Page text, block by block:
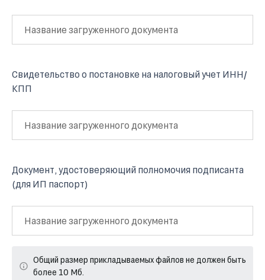
Название загруженного документа
Свидетельство о постановке на налоговый учет ИНН/
КПП
Название загруженного документа
Документ, удостоверяющий полномочия подписанта
(для ИП паспорт)
Название загруженного документа
Общий размер прикладываемых файлов не должен быть
более 10 Мб.